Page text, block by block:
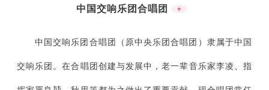
中国交响乐团合唱团 ♥
中国交响乐团合唱团（原中央乐团合唱团）隶属于中国
交响乐团。在合唱团创建与发展中，老一辈音乐家李凌、指